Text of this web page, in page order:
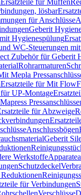
Ersatzteile für Muffen
lösbar
für Anschlüsse
Geberit
Hygienespülung
WC-Steuerungen
Zubehör für Geberit
Rohrarmaturen
Mepla
Ersatzteile für Mit
UP-Montage
für Abzweige
Anschlussbögen
Geberit
Werkstoffe
Schutzdeckel
für Verbindungen
Verschlüsse